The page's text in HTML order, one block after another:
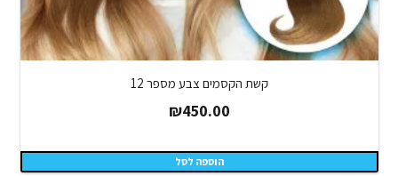
קשת הקסמים צבע מספר 12
₪450.00
הוספה לסל